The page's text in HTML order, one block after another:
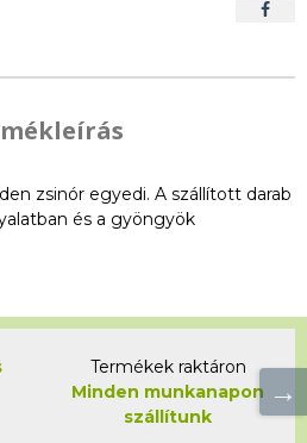
zsinór egyedi. A szállított darab
és a gyöngyök
Termékek raktáron
Minden munkanapon
szállítunk